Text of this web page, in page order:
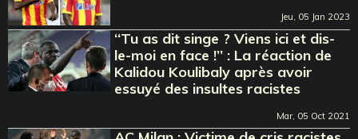
Jeu, 05 Jan 2023
‘‘Tu as dit singe ? Viens ici et dis-
le-moi en face !’’ : La réaction de
Kalidou Koulibaly après avoir
essuyé des insultes racistes
Mar, 05 Oct 2021